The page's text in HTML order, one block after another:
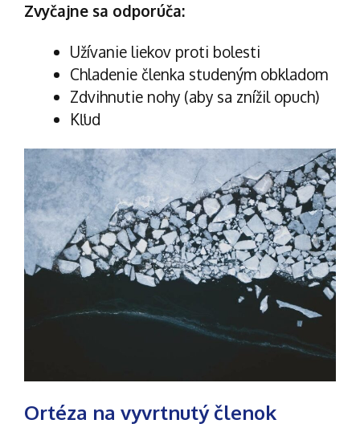
Zvyčajne sa odporúča:
Užívanie liekov proti bolesti
Chladenie členka studeným obkladom
Zdvihnutie nohy (aby sa znížil opuch)
Kľud
Ortéza na vyvrtnutý členok